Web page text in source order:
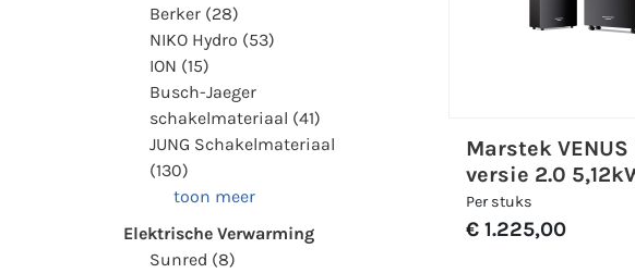
Berker (28)
NIKO Hydro (53)
ION (15)
Busch-Jaeger
schakelmateriaal (41)
JUNG Schakelmateriaal
(130)
toon meer
Elektrische Verwarming
Sunred (8)
Marstek VENUS
versie 2.0
Per stuks
€ 1.225,00